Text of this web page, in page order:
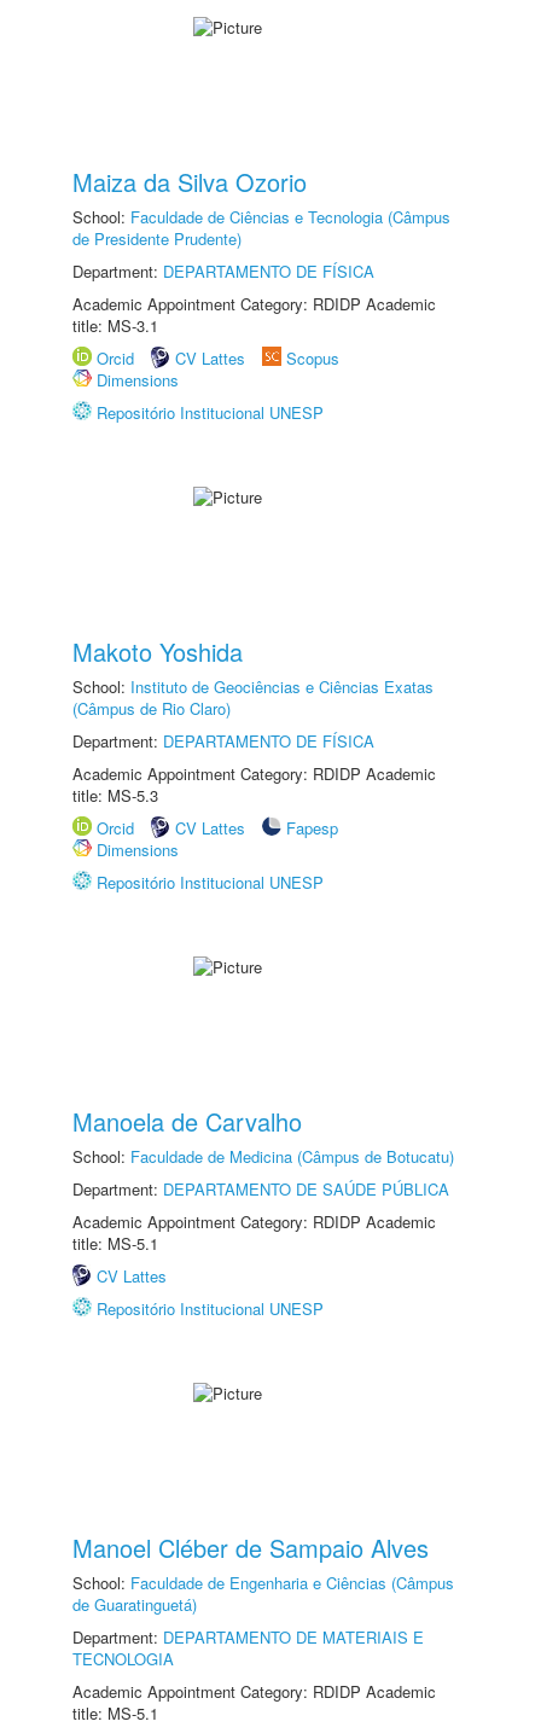
Maiza da Silva Ozorio
School: Faculdade de Ciências e Tecnologia (Câmpus
de Presidente Prudente)
Department: DEPARTAMENTO DE FÍSICA
Academic Appointment Category: RDIDP Academic
title: MS-3.1
Orcid
CV Lattes
Scopus
Dimensions
Repositório Institucional UNESP
Makoto Yoshida
School: Instituto de Geociências e Ciências Exatas
(Câmpus de Rio Claro)
Department: DEPARTAMENTO DE FÍSICA
Academic Appointment Category: RDIDP Academic
title: MS-5.3
Orcid
CV Lattes
Fapesp
Dimensions
Repositório Institucional UNESP
Manoela de Carvalho
School: Faculdade de Medicina (Câmpus de Botucatu)
Department: DEPARTAMENTO DE SAÚDE PÚBLICA
Academic Appointment Category: RDIDP Academic
title: MS-5.1
CV Lattes
Repositório Institucional UNESP
Manoel Cléber de Sampaio Alves
School: Faculdade de Engenharia e Ciências (Câmpus
de Guaratinguetá)
Department: DEPARTAMENTO DE MATERIAIS E
TECNOLOGIA
Academic Appointment Category: RDIDP Academic
title: MS-5.1